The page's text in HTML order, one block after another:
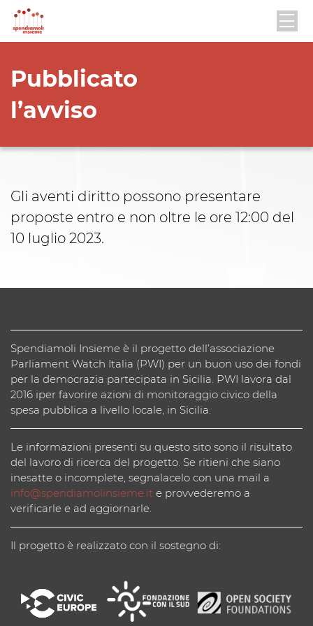
Pubblicato
l’avviso
Gli aventi diritto possono presentare
proposte entro e non oltre le ore 12:00 del
10 luglio 2023.
Spendiamoli Insieme è il progetto dell’associazione
Parliament Watch Italia (PWI) per un buon uso dei fondi
per la democrazia partecipata in Sicilia. PWI lavora dal
2016 iper favorire azioni di monitoraggio civico della
spesa pubblica a livello locale, in Sicilia.
Le informazioni presenti su questo sito sono il risultato
del lavoro di ricerca del progetto. Se ritieni che siano
inesatte o incomplete, segnalacelo con una mail a
info@spendiamolinsieme.it e provvederemo a
verificarle e ad aggiornarle.
Il progetto è realizzato con il sostegno di: